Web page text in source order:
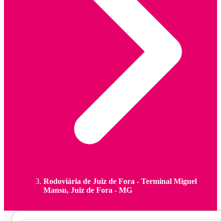
Rodoviária de Juiz de Fora - Terminal Miguel
Mansu, Juiz de Fora - MG